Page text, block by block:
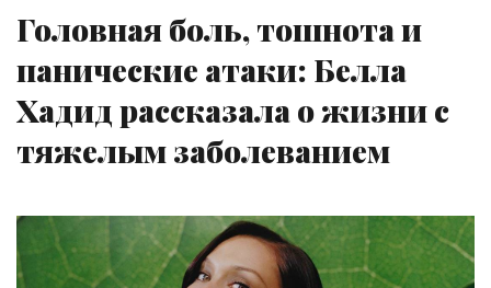
Головная боль, тошнота и
панические атаки: Белла
Хадид рассказала о жизни с
тяжелым заболеванием